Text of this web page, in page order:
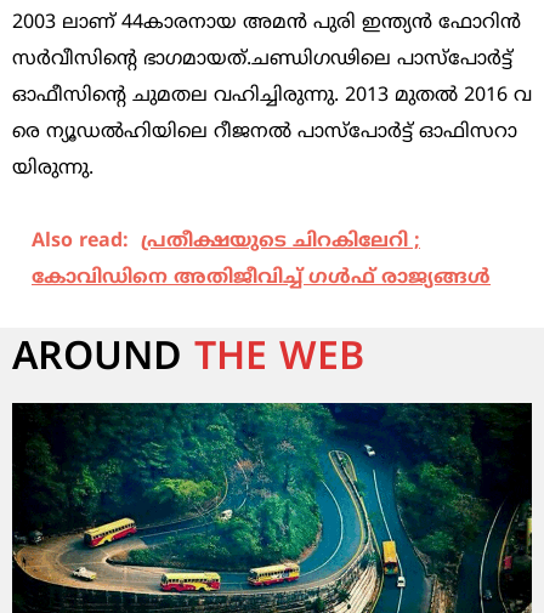
2003 ലാ​ണ്​ 44കാ​ര​നാ​യ അ​മ​ൻ പു​രി ഇ​ന്ത്യ​ൻ ഫോ​റി​ൻ
സ​ർ​വീ​സി​ന്‍റെ ഭാ​ഗ​മാ​യ​ത്.ച​ണ്ഡി​ഗ​ഢി​ലെ പാ​സ്​​പോ​ർ​ട്ട്​ ​
ഓഫീ​സിന്‍റെ ചു​മ​ത​ല വ​ഹി​ച്ചി​രു​ന്നു. 2013 മു​ത​ൽ 2016 വ​
രെ ന്യൂ​ഡ​ൽ​ഹി​യി​ലെ റീ​ജ​ന​ൽ പാ​സ്​​പോ​ർ​ട്ട്​ ഓഫി​സ​റാ​
യി​രു​ന്നു.
Also read: പ്രതീക്ഷയുടെ ചിറകിലേറി ;
കോവിഡിനെ അതിജീവിച്ച് ഗള്‍ഫ് രാജ്യങ്ങള്‍
AROUND THE WEB